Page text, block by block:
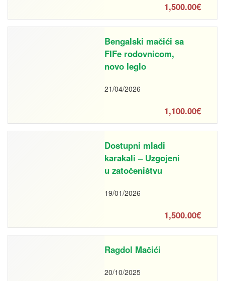
1,500.00€
Bengalski mačići sa
FIFe rodovnicom,
novo leglo
21/04/2026
1,100.00€
Dostupni mladi
karakali – Uzgojeni
u zatočeništvu
19/01/2026
1,500.00€
Ragdol Mačići
20/10/2025